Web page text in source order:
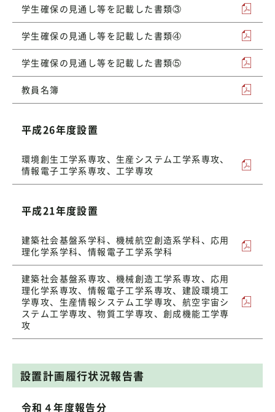
学生確保の見通し等を記載した書類③
学生確保の見通し等を記載した書類④
学生確保の見通し等を記載した書類⑤
教員名簿
平成26年度設置
環境創生工学系専攻、生産システム工学系専攻、
情報電子工学系専攻、工学専攻
平成21年度設置
建築社会基盤系学科、機械航空創造系学科、応用
理化学系学科、情報電子工学系学科
建築社会基盤系専攻、機械創造工学系専攻、応用
理化学系専攻、情報電子工学系専攻、建設環境工
学専攻、生産情報システム工学専攻、航空宇宙シ
ステム工学専攻、物質工学専攻、創成機能工学専
攻
設置計画履行状況報告書
令和４年度報告分